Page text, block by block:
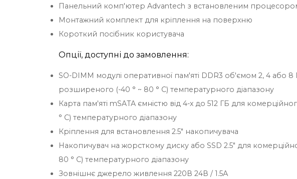
Панельний комп'ютер Advantech з встановленим
Монтажний комплект для кріплення на поверхню
Короткий посібник користувача
Опції, доступні до замовлення:
SO-DIMM модулі оперативної пам'яті DDR3 об'ємом 2, 4 або
розширеного (-40 ° ~ 80 ° C) температурного діапазону
Карта пам'яті mSATA ємністю від 4-х до 512 ГБ для
° C) температурного діапазону
Кріплення для встановлення 2.5" накопичувача
Накопичувач на жорсткому диску або SSD 2.5" для
80 ° C) температурного діапазону
Зовнішнє джерело живлення 220В 24В / 1.5А